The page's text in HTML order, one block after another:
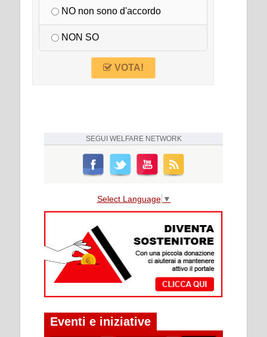
NO non sono d'accordo
NON SO
VOTA!
SEGUI WELFARE NETWORK
Select Language ▼
Eventi e iniziative